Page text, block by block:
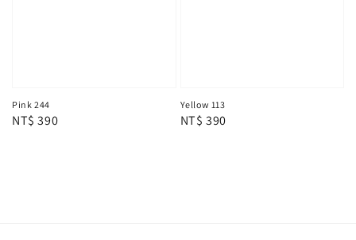
Pink 244
Regular
NT$ 390
Yellow 113
Regular
NT$ 390